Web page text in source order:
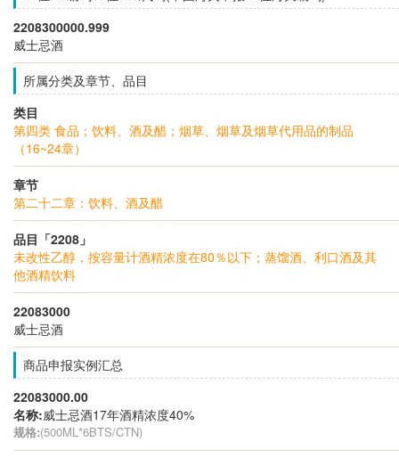
2208300000.999
威士忌酒
所属分类及章节、品目
类目
第四类 食品；饮料、酒及醋；烟草、烟草及烟草代用品的制品
（16~24章）
章节
第二十二章：饮料、酒及醋
品目「2208」
未改性乙醇，按容量计酒精浓度在80％以下；蒸馏酒、利口酒及其
他酒精饮料
22083000
威士忌酒
商品申报实例汇总
22083000.00
名称:威士忌酒17年酒精浓度40%
规格:(500ML*6BTS/CTN)